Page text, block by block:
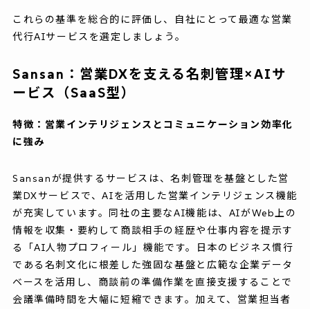
これらの基準を総合的に評価し、自社にとって最適な営業
代行AIサービスを選定しましょう。
Sansan：営業DXを支える名刺管理×AIサ
ービス（SaaS型）
特徴：営業インテリジェンスとコミュニケーション効率化
に強み
Sansanが提供するサービスは、名刺管理を基盤とした営
業DXサービスで、AIを活用した営業インテリジェンス機能
が充実しています。同社の主要なAI機能は、AIがWeb上の
情報を収集・要約して商談相手の経歴や仕事内容を提示す
る「AI人物プロフィール」機能です。日本のビジネス慣行
である名刺文化に根差した強固な基盤と広範な企業データ
ベースを活用し、商談前の準備作業を直接支援することで
会議準備時間を大幅に短縮できます。加えて、営業担当者